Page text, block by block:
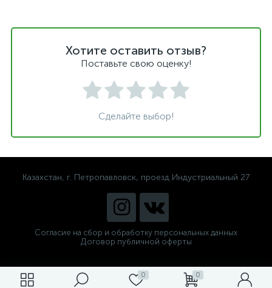
0 0
Хотите оставить отзыв?
Поставьте свою оценку!
Сделайте выбор!
Казахстан, г. Петропавловск, проезд Индустриальный 27
Согласие на сбор и обработку персональных данных
Договор публичной оферты